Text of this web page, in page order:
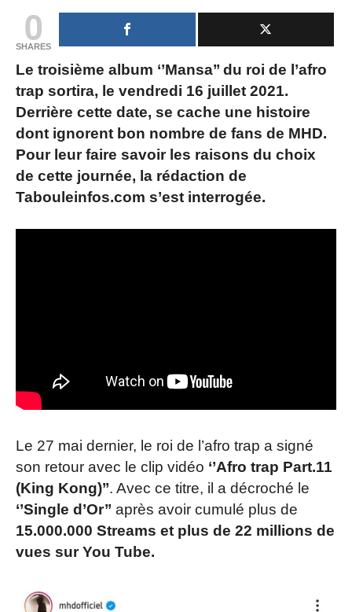
0
SHARES
Le troisième album ‘’Mansa’’ du roi de l’afro
trap sortira, le vendredi 16 juillet 2021.
Derrière cette date, se cache une histoire
dont ignorent bon nombre de fans de MHD.
Pour leur faire savoir les raisons du choix
de cette journée, la rédaction de
Tabouleinfos.com s’est interrogée.
Le 27 mai dernier, le roi de l’afro trap a signé
son retour avec le clip vidéo ‘’Afro trap Part.11
(King Kong)’’. Avec ce titre, il a décroché le
‘’Single d’Or’’ après avoir cumulé plus de
15.000.000 Streams et plus de 22 millions de
vues sur You Tube.